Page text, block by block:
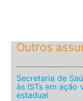
Outros
Secretaria de
às ISTs em ação
estadual